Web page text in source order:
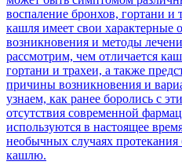
воспаление бронхов, гортани
кашля имеет свои характерные
возникновения и методы
рассмотрим, чем отличается
гортани и трахеи, а также
причины возникновения и
узнаем, как ранее боролись с
отсутствия современной
используются в настоящее
необычных случаях
кашлю.